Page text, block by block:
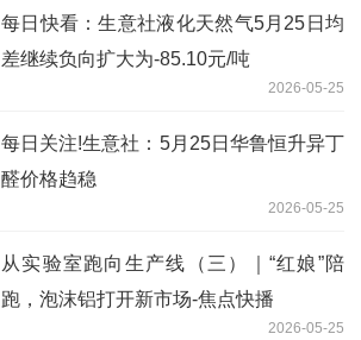
每日快看：生意社液化天然气5月25日均
差继续负向扩大为-85.10元/吨
2026-05-25
每日关注!生意社：5月25日华鲁恒升异丁
醛价格趋稳
2026-05-25
从实验室跑向生产线（三）｜“红娘”陪
跑，泡沫铝打开新市场-焦点快播
2026-05-25